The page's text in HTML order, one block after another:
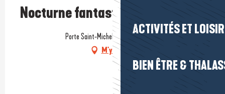
ACTIVITÉS ET
BIEN ÊTRE &
Nocturne fantastique
Porte Saint-Michel, 44350 Guérande
M'y rendre